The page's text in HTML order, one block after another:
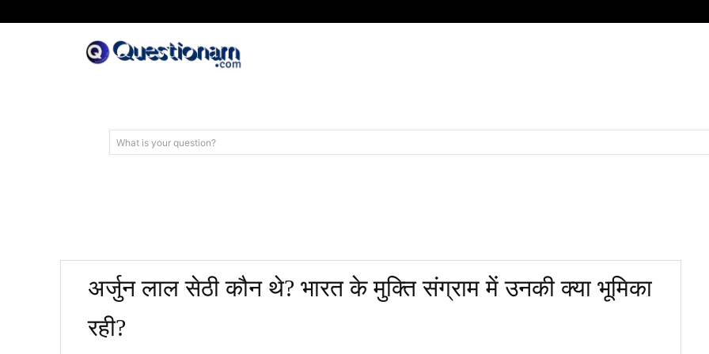
What is your question?
अर्जुन लाल सेठी कौन थे? भारत के मुक्ति संग्राम में उनकी क्या भूमिका
रही?